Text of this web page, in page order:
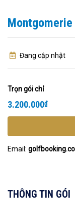
Đang cập nhật
Trọn gói chỉ
3.200.000₫
Email:
THÔNG TIN GÓI